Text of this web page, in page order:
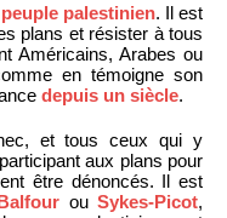
peuple palestinien. Il est
plans et résister à tous
Américains, Arabes ou
en témoigne son
depuis un siècle.
et tous ceux qui y
aux plans pour
être dénoncés. Il est
ouSykes-Picot,